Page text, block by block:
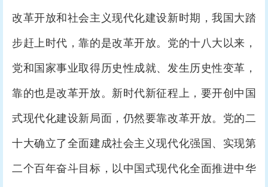
改革开放和社会主义现代化建设新时期，我国大踏
步赶上时代，靠的是改革开放。党的十八大以来，
党和国家事业取得历史性成就、发生历史性变革，
靠的也是改革开放。新时代新征程上，要开创中国
式现代化建设新局面，仍然要靠改革开放。党的二
十大确立了全面建成社会主义现代化强国、实现第
二个百年奋斗目标，以中国式现代化全面推进中华